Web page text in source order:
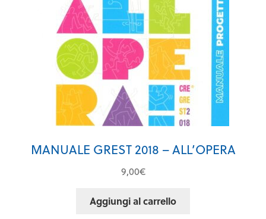
MANUALE GREST 2018 – ALL’OPERA
9,00€
Aggiungi al carrello